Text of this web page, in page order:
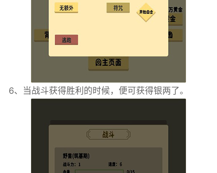
6、当战斗获得胜利的时候，便可获得银两了。